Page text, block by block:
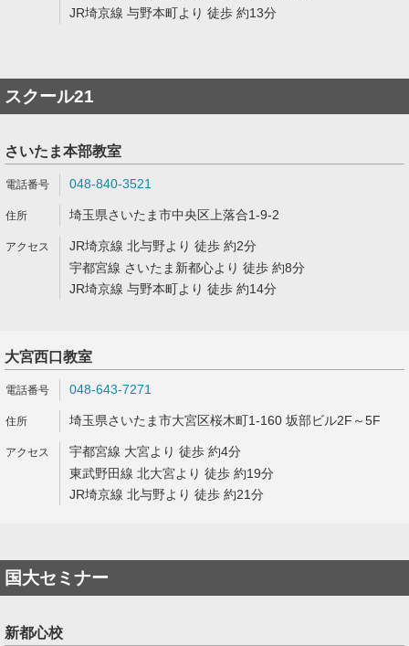
JR埼京線 与野本町より 徒歩 約13分
スクール21
さいたま本部教室
048-840-3521
埼玉県さいたま市中央区上落合1-9-2
JR埼京線 北与野より 徒歩 約2分
宇都宮線 さいたま新都心より 徒歩 約8分
JR埼京線 与野本町より 徒歩 約14分
大宮西口教室
048-643-7271
埼玉県さいたま市大宮区桜木町1-160 坂部ビル2F～5F
宇都宮線 大宮より 徒歩 約4分
東武野田線 北大宮より 徒歩 約19分
JR埼京線 北与野より 徒歩 約21分
国大セミナー
新都心校